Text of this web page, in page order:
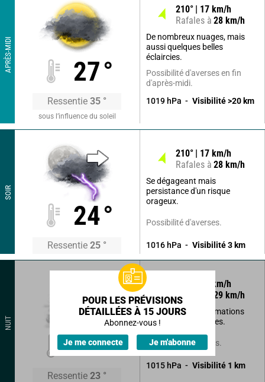
APRÈS-MIDI 27°
Ressentie 35 °
sous l’influence du soleil
210° 17 km/h
Rafales à 28 km/h
De nombreux nuages, mais
aussi quelques belles
éclaircies.
Possibilité d'averses en fin
d'après-midi.
1019 hPa Visibilité >20 km
SOIR
24°
Ressentie 25 °
210° 17 km/h
Rafales à 28 km/h
Se dégageant mais
persistance d'un risque
orageux.
Possibilité d'averses.
1016 hPa Visibilité 3 km
NUIT
22°
Ressentie 23 °
km/h
Rafales à
29 km/h
Eclaircies, mais formations
brumeuses possibles.
Possibilité d'averses.
1015 hPa Visibilité 1 km
POUR LES PRÉVISIONS
DÉTAILLÉES À 15 JOURS
Abonnez-vous !
Je me connecte Je m'abonne